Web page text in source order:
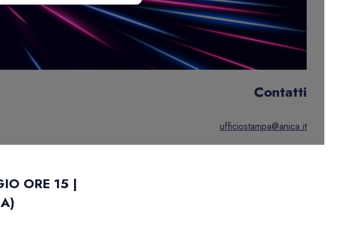
Contatti
ufficiostampa@anica.it
ORE 15 |